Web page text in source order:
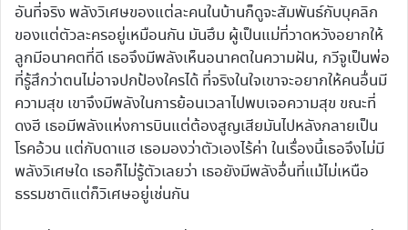
อันที่จริง พลังวิเศษของแต่ละคนในบ้านก็ดูจะสัมพันธ์กับบุคลิก
ของแต่ตัวละครอยู่เหมือนกัน มันฮึม ผู้เป็นแม่ที่วาดหวังอยากให้
ลูกมีอนาคตที่ดี เธอจึงมีพลังเห็นอนาคตในความฝัน, กวีจูเป็นพ่อ
ที่รู้สึกว่าตนไม่อาจปกป้องใครได้ ที่จริงในใจเขาจะอยากให้คนอื่นมี
ความสุข เขาจึงมีพลังในการย้อนเวลาไปพบเจอความสุข ขณะที่
ดงฮี เธอมีพลังแห่งการบินแต่ต้องสูญเสียมันไปหลังกลายเป็น
โรคอ้วน แต่กับดาแฮ เธอมองว่าตัวเองไร้ค่า ในเรื่องนี้เธอจึงไม่มี
พลังวิเศษใด เธอก็ไม่รู้ตัวเลยว่า เธอยังมีพลังอื่นที่แม้ไม่เหนือ
ธรรมชาติแต่ก็วิเศษอยู่เช่นกัน